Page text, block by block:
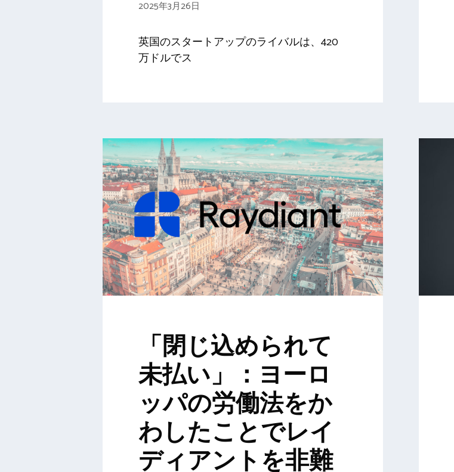
2025年3月26日
英国のスタートアップのライバルは、420
万ドルでス
「閉じ込められて
未払い」：ヨーロ
ッパの労働法をか
わしたことでレイ
ディアントを非難